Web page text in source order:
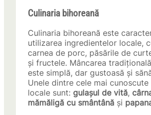
Culinaria bihoreană
Culinaria bihoreană este
utilizarea ingredientelor locale,
carnea de porc, păsările de
și fructele. Mâncarea
este simplă, dar gustoasă și
Unele dintre cele mai
locale sunt: gulașul de vită,
mămăligă cu smântână și